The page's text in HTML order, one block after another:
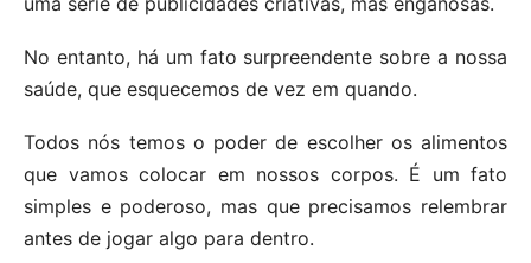
No entanto, há um fato surpreendente sobre a nossa
saúde, que esquecemos de vez em quando.
Todos nós temos o poder de escolher os alimentos
que vamos colocar em nossos corpos. É um fato
simples e poderoso, mas que precisamos relembrar
antes de jogar algo para dentro.